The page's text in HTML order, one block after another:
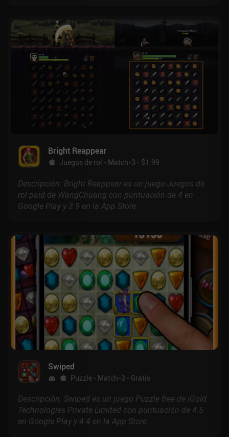
Bright Reappear
Juegos de rol Match-3 $1.99
Descripción: Bright Reappear es un juego Juegos de
rol paid de WangChuang con puntuación de 4 en
Google Play y 3.9 en la App Store.
Swiped
Puzzle Match-3 Gratis
Descripción: Swiped es un juego Puzzle free de iGold
Technologies Private Limited con puntuación de 4.5
en Google Play y 4.4 en la App Store.